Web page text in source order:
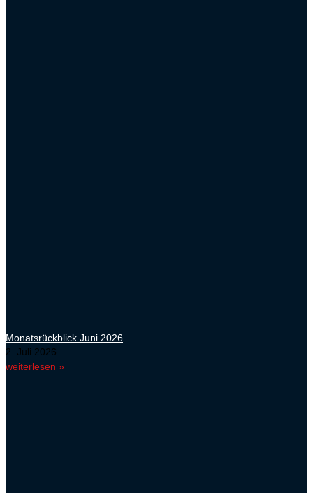
Monatsrückblick Juni 2026
2. Juli 2026
weiterlesen »